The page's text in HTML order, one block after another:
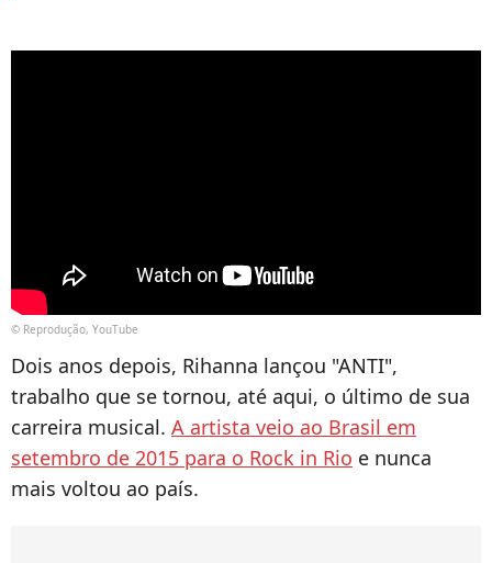
© Reprodução, YouTube
Dois anos depois, Rihanna lançou "ANTI",
trabalho que se tornou, até aqui, o último de sua
carreira musical. A artista veio ao Brasil em
setembro de 2015 para o Rock in Rio e nunca
mais voltou ao país.